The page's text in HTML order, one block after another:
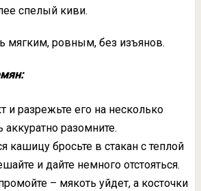
спелый киви.
мягким, ровным, без изъянов.
и разрежьте его на несколько
аккуратно разомните.
кашицу бросьте в стакан с теплой
и дайте немного отстояться.
– мякоть уйдет, а косточки